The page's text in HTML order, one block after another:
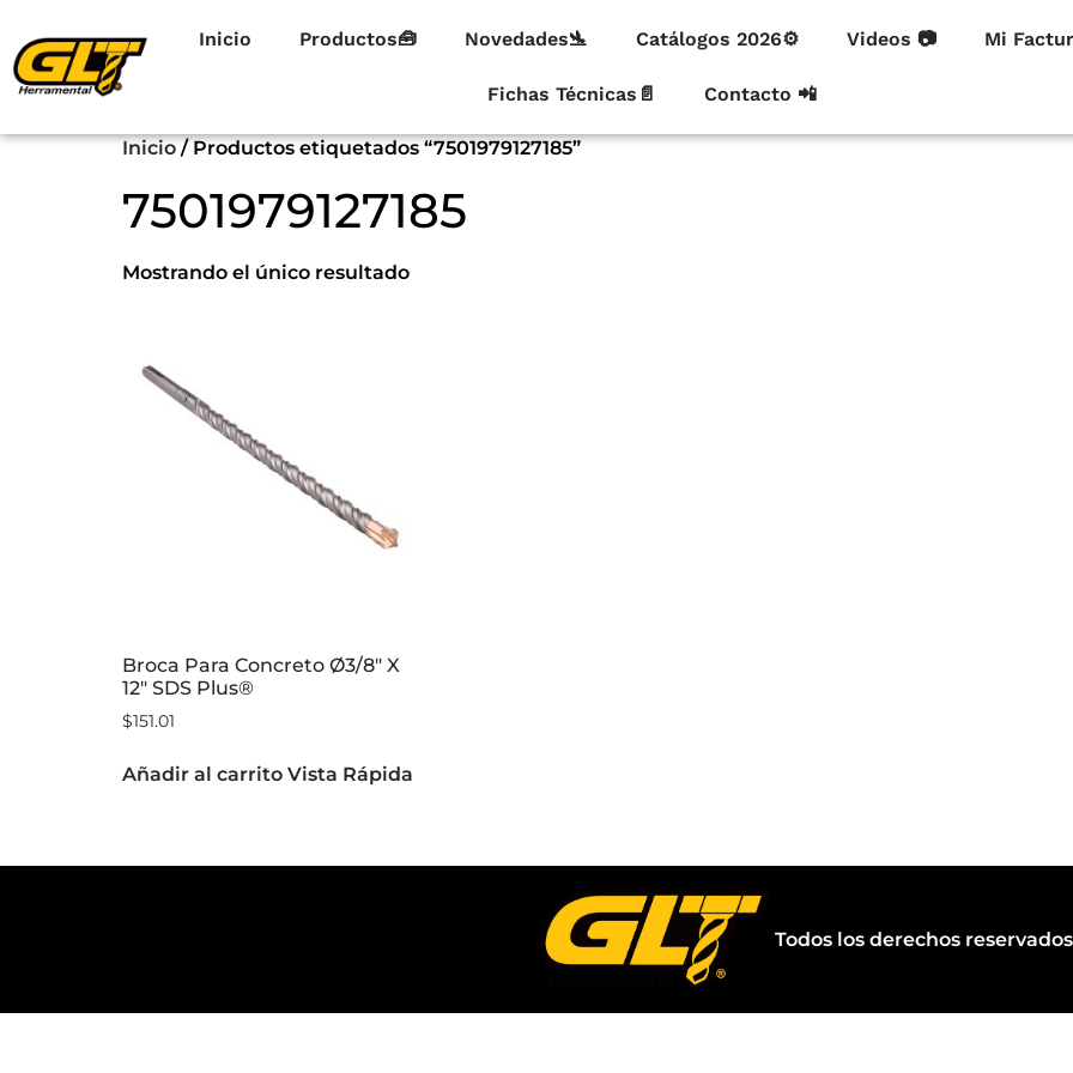
Inicio Productos🧰 Novedades🛬 Catálogos 2026⚙ Videos 📷 Mi
Fichas Técnicas📄 Contacto 📲
Inicio/ Productos etiquetados “7501979127185”
7501979127185
Mostrando el único resultado
Broca Para Concreto Ø3/8″ X
12″ SDS Plus®
$151.01
Añadir al carrito Vista Rápida
Todos los derechos reservados